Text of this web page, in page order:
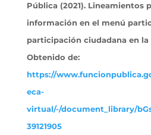
Pública (2021). Lineamientos
información en el menú
participación ciudadana en
Obtenido de:
https://
eca-
virtual/-/document_library/
39121905